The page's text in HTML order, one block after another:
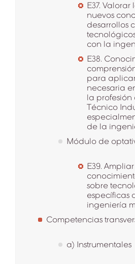
E37.
nuevos
desarrollos
con la
E38.
para
necesaria
la
Técnico
de la
Módulo de
E39.
sobre
específicas
ingeniería
Competencias
a) Instrumentales